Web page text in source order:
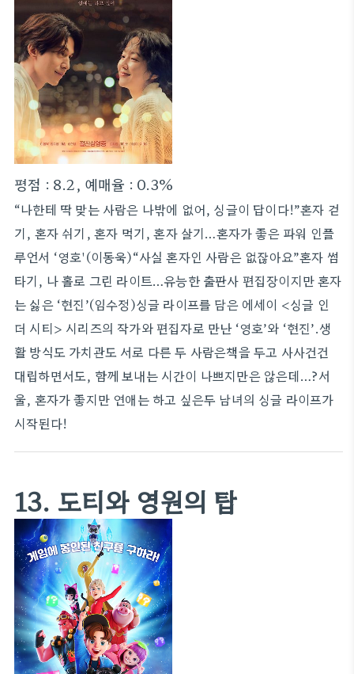
평점 : 8.2, 예매율 : 0.3%
“나한테 딱 맞는 사람은 나밖에 없어, 싱글이 답이다!”혼자 걷
기, 혼자 쉬기, 혼자 먹기, 혼자 살기…혼자가 좋은 파워 인플
루언서 ‘영호'(이동욱)“사실 혼자인 사람은 없잖아요”혼자 썸
타기, 나 홀로 그린 라이트…유능한 출판사 편집장이지만 혼자
는 싫은 ‘현진’(임수정)싱글 라이프를 담은 에세이 <싱글 인
더 시티> 시리즈의 작가와 편집자로 만난 ‘영호’와 ‘현진’.생
활 방식도 가치관도 서로 다른 두 사람은책을 두고 사사건건
대립하면서도, 함께 보내는 시간이 나쁘지만은 않은데…?서
울, 혼자가 좋지만 연애는 하고 싶은두 남녀의 싱글 라이프가
시작된다!
13. 도티와 영원의 탑